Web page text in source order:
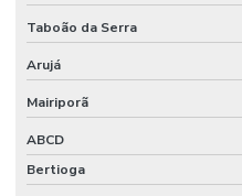
Onde Comprar Etiquetas Para
Onde Comprar Etiquetas
Onde Comprar Ribbon Cera 1
Onde Comprar Ribbon Cera
Onde Comprar Ribbon Cera No
Taboão da Serra
Arujá
Mairiporã
ABCD
Bertioga